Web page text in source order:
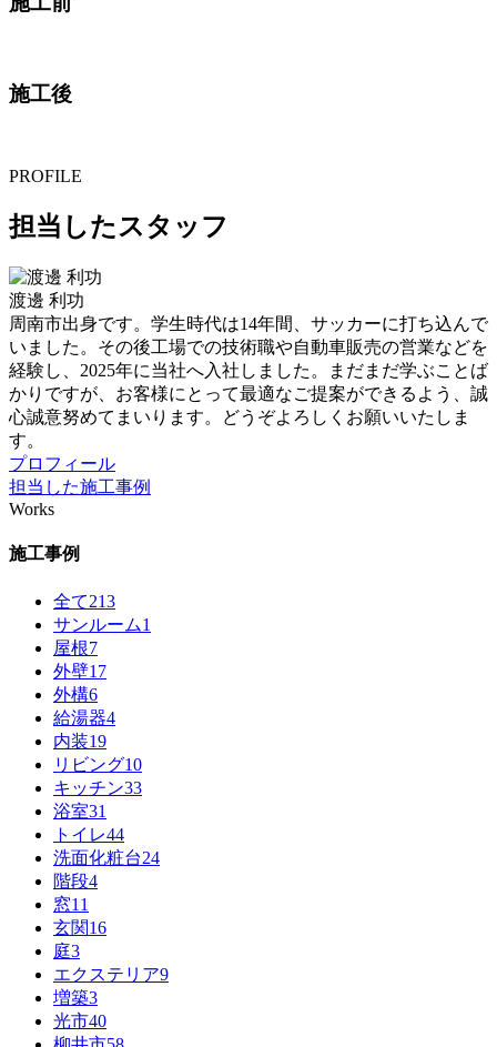
施工後
PROFILE
担当したスタッフ
渡邊 利功
周南市出身です。学生時代は14年間、サッカーに打ち込んで
いました。その後工場での技術職や自動車販売の営業などを
経験し、2025年に当社へ入社しました。まだまだ学ぶことば
かりですが、お客様にとって最適なご提案ができるよう、誠
心誠意努めてまいります。どうぞよろしくお願いいたしま
す。
プロフィール
担当した施工事例
Works
施工事例
全て213
サンルーム1
屋根7
外壁17
外構6
給湯器4
内装19
リビング10
キッチン33
浴室31
トイレ44
洗面化粧台24
階段4
窓11
玄関16
庭3
エクステリア9
増築3
光市40